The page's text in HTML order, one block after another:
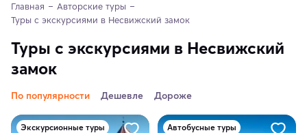
Главная
Авторские туры
Туры с экскурсиями в Несвижский замок
Туры с экскурсиями в Несвижский
замок
По популярности Дешевле Дороже
Экскурсионные туры Автобусные туры